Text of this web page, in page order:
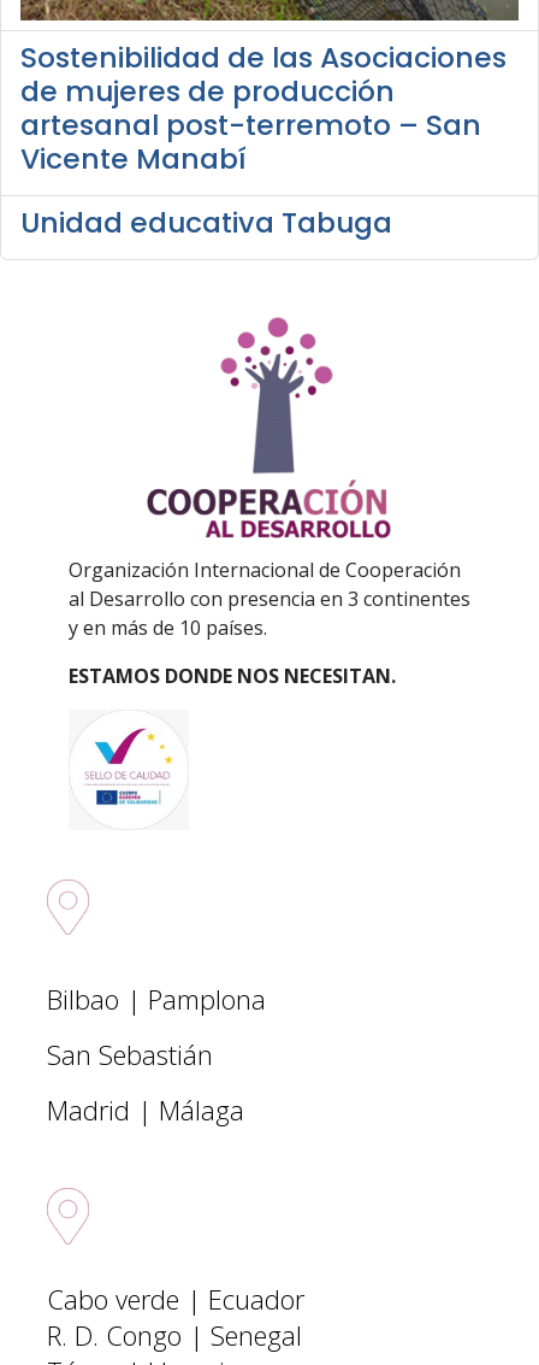
Sostenibilidad de las Asociaciones
de mujeres de producción
artesanal post-terremoto – San
Vicente Manabí
Unidad educativa Tabuga
Organización Internacional de Cooperación
al Desarrollo con presencia en 3 continentes
y en más de 10 países.
ESTAMOS DONDE NOS NECESITAN.
Bilbao | Pamplona
San Sebastián
Madrid | Málaga
Cabo verde | Ecuador
R. D. Congo | Senegal